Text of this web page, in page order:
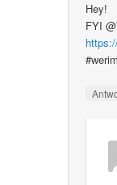
Hey!
FYI